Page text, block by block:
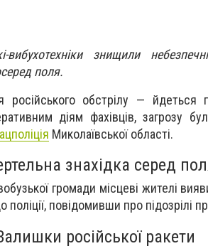
вибухотехніки знищили
поля.
російського обстрілу —
діям фахівців, загрозу
Миколаївської області.
знахідка серед
громади місцеві жителі
повідомивши про підозрілі
російської ракети